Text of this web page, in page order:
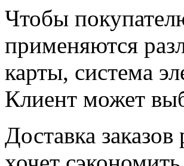
Чтобы
применяются
карты, система
Клиент может
Доставка